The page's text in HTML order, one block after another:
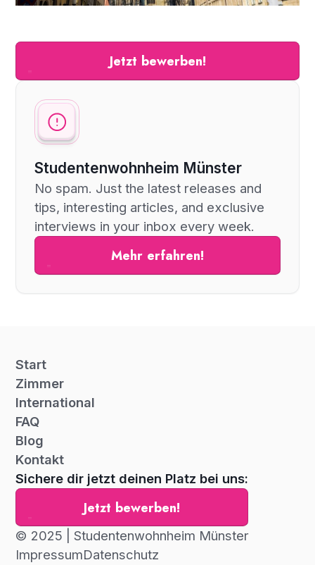
Jetzt bewerben!
Studentenwohnheim Münster
No spam. Just the latest releases and
tips, interesting articles, and exclusive
interviews in your inbox every week.
Mehr erfahren!
Start
Zimmer
International
FAQ
Blog
Kontakt
Sichere dir jetzt deinen Platz bei uns:
Jetzt bewerben!
© 2025 | Studentenwohnheim Münster
ImpressumDatenschutz